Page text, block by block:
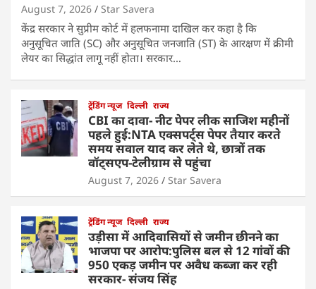
August 7, 2026 Star Savera
केंद्र सरकार ने सुप्रीम कोर्ट में हलफनामा दाखिल कर कहा है कि
अनुसूचित जाति (SC) और अनुसूचित जनजाति (ST) के आरक्षण में क्रीमी
लेयर का सिद्धांत लागू नहीं होता। सरकार…
ट्रेंडिंग न्यूज दिल्ली राज्य
CBI का दावा- नीट पेपर लीक साजिश महीनों
पहले हुई:NTA एक्सपर्ट्स पेपर तैयार करते
समय सवाल याद कर लेते थे, छात्रों तक
वॉट्सएप-टेलीग्राम से पहुंचा
August 7, 2026 Star Savera
ट्रेंडिंग न्यूज दिल्ली राज्य
उड़ीसा में आदिवासियों से जमीन छीनने का
भाजपा पर आरोप:पुलिस बल से 12 गांवों की
950 एकड़ जमीन पर अवैध कब्जा कर रही
सरकार- संजय सिंह